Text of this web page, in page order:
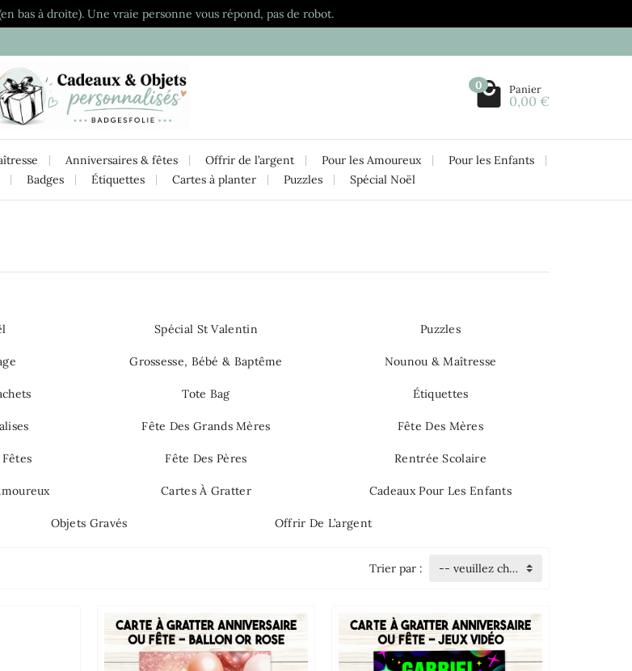
bas à droite). Une vraie personne vous répond, pas de robot.
0 Panier
0,00 €
Anniversaires & fêtes Offrir de l’argent Pour les Amoureux
Pour les Enfants
Badges Étiquettes Cartes à planter Puzzles Spécial Noël
Spécial St Valentin Puzzles
Grossesse, Bébé & Baptême Nounou & Maîtresse
Tote Bag Étiquettes
Fête Des Grands Mères Fête Des Mères
Fête Des Pères Rentrée Scolaire
Cartes À Gratter Cadeaux Pour Les Enfants
Objets Gravés Offrir De L’argent
Trier par : -- veuillez choisir --